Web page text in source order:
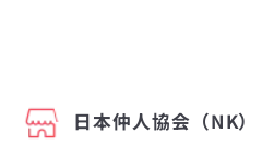
日本仲人協会（NK）